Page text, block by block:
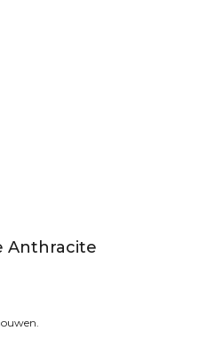
Anthracite